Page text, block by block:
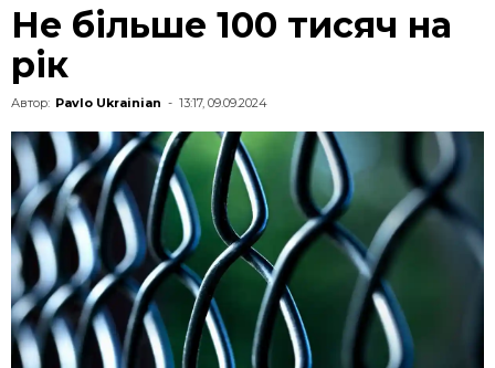
Не більше 100 тисяч на
рік
Автор: Pavlo Ukrainian - 13:17, 09.09.2024